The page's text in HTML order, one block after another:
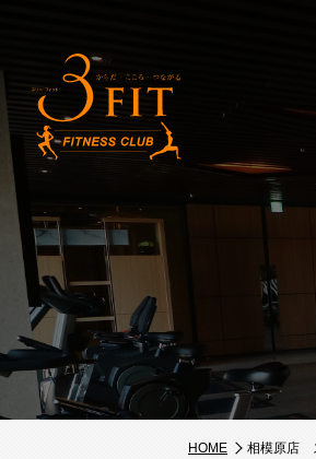
HOME 相模原店